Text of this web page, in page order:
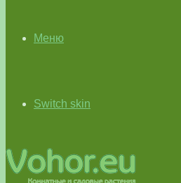
Меню
Switch skin